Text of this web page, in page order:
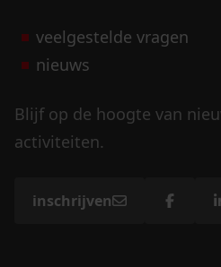
veelgestelde vragen
nieuws
Blijf op de hoogte van
activiteiten.
inschrijven